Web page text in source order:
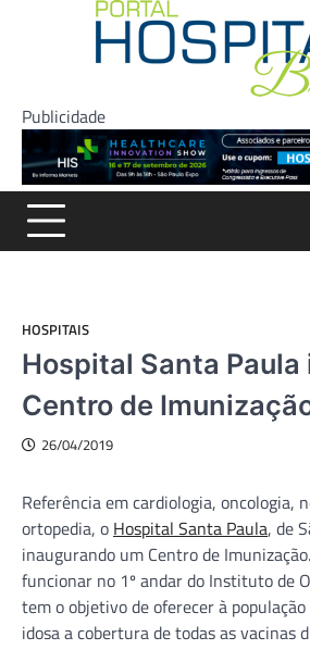
Publicidade
HOSPITAIS
Hospital Santa Paula
Centro de
26/04/2019
Referência em cardiologia, oncologia,
ortopedia, o Hospital Santa Paula, de
inaugurando um Centro de
funcionar no 1º andar do Instituto de
tem o objetivo de oferecer à
idosa a cobertura de todas as vacinas